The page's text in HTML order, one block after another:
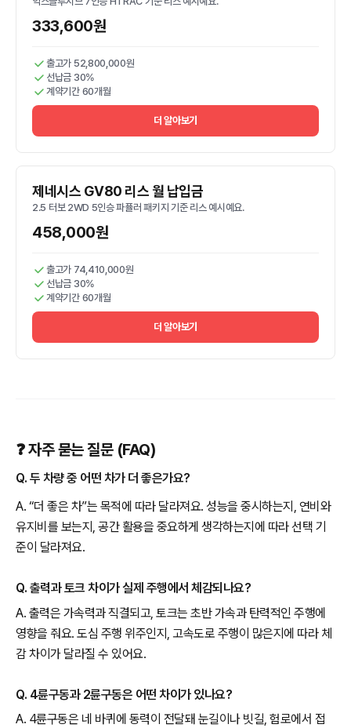
333,600원
출고가 52,800,000원
선납금 30%
계약기간 60개월
더 알아보기
제네시스 GV80 리스 월 납입금
2.5 터보 2WD 5인승 파퓰러 패키지 기준 리스 예시예요.
458,000원
출고가 74,410,000원
선납금 30%
계약기간 60개월
더 알아보기
❓ 자주 묻는 질문 (FAQ)
Q. 두 차량 중 어떤 차가 더 좋은가요?
A. “더 좋은 차”는 목적에 따라 달라져요. 성능을 중시하는지, 연비와
유지비를 보는지, 공간 활용을 중요하게 생각하는지에 따라 선택 기
준이 달라져요.
Q. 출력과 토크 차이가 실제 주행에서 체감되나요?
A. 출력은 가속력과 직결되고, 토크는 초반 가속과 탄력적인 주행에
영향을 줘요. 도심 주행 위주인지, 고속도로 주행이 많은지에 따라 체
감 차이가 달라질 수 있어요.
Q. 4륜구동과 2륜구동은 어떤 차이가 있나요?
A. 4륜구동은 네 바퀴에 동력이 전달돼 눈길이나 빗길, 험로에서 접